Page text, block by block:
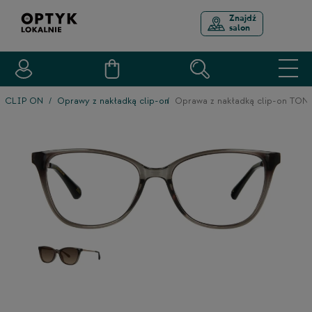
Znajdź
salon
CLIP ON Oprawy z nakładką clip-on Oprawa z nakładką clip-on